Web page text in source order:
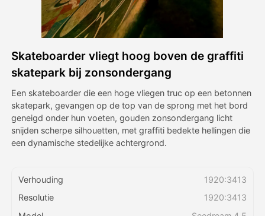
Bekijk alle sjablonen
Galerij
Blog
API
Skateboarder vliegt hoog boven de graffiti
skatepark bij zonsondergang
Een skateboarder die een hoge vliegen truc op een betonnen
skatepark, gevangen op de top van de sprong met het bord
geneigd onder hun voeten, gouden zonsondergang licht
snijden scherpe silhouetten, met graffiti bedekte hellingen die
een dynamische stedelijke achtergrond.
Verhouding
1920:3413
Resolutie
1920:3413